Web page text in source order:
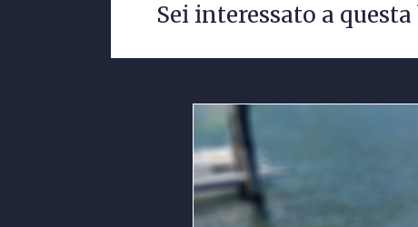
Sei interessato a questa